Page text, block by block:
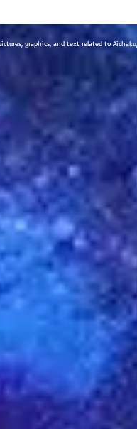
pictures, graphics, and text related to